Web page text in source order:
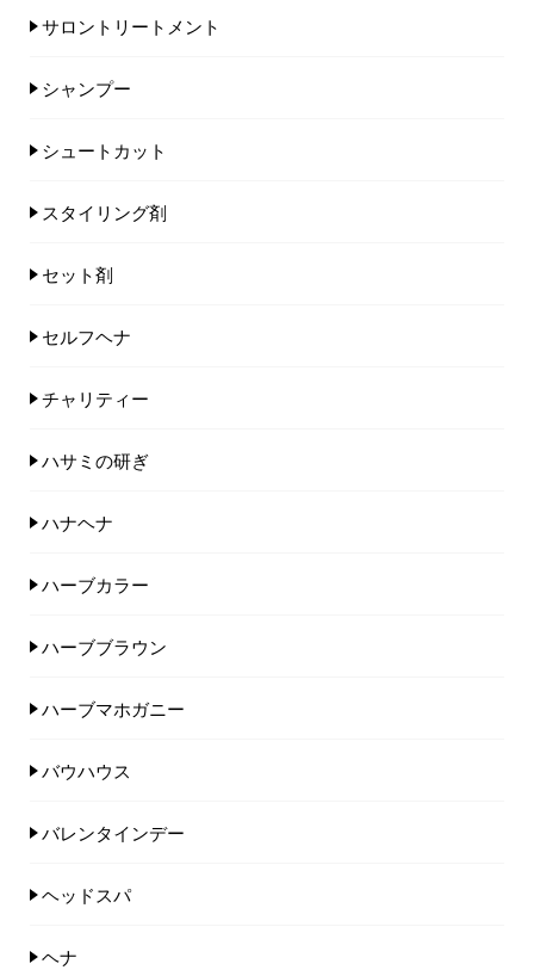
サロントリートメント
シャンプー
シュートカット
スタイリング剤
セット剤
セルフヘナ
チャリティー
ハサミの研ぎ
ハナヘナ
ハーブカラー
ハーブブラウン
ハーブマホガニー
バウハウス
バレンタインデー
ヘッドスパ
ヘナ